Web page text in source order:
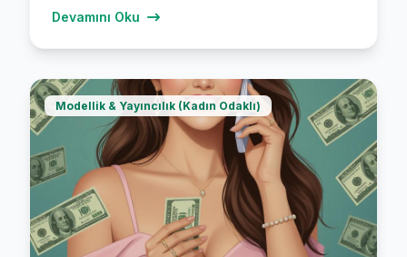
Devamını Oku
Modellik & Yayıncılık (Kadın Odaklı)